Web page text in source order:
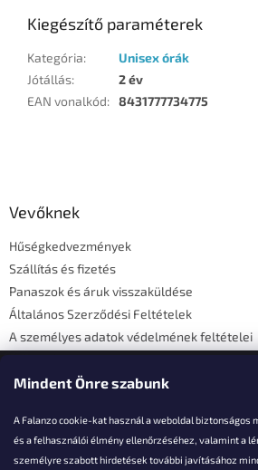
Mindent Önre szabunk
A Falanzo cookie-kat használ a weboldal biztonságos
és a felhasználói élmény ellenőrzéséhez, valamint a
személyre szabott hirdetések további javításához
Kiegészítő paraméterek
Kategória:
Unisex órák
Jótállás:
2 év
EAN vonalkód: 8431777734775
Vevőknek
Hűségkedvezmények
Szállítás és fizetés
Panaszok és áruk visszaküldése
Általános Szerződési Feltételek
A személyes adatok védelmének feltételei
Elérhetőségi adatok
Akarsz kérdezni valamit?